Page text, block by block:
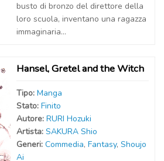
busto di bronzo del direttore della
loro scuola, inventano una ragazza
immaginaria...
Hansel, Gretel and the Witch
Tipo: Manga
Stato: Finito
Autore: RURI Hozuki
Artista: SAKURA Shio
Generi: Commedia, Fantasy, Shoujo
Ai